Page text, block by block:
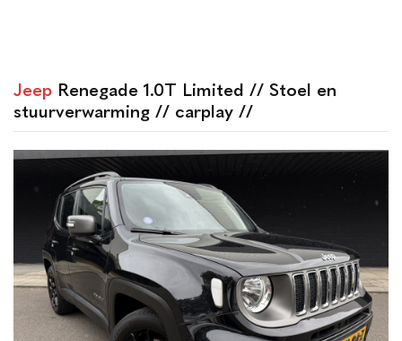
Jeep Renegade 1.0T Limited // Stoel en
stuurverwarming // carplay //